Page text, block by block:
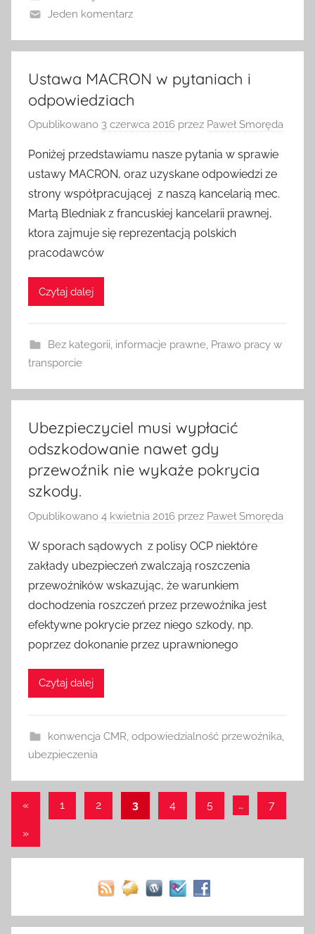
Jeden komentarz
Ustawa MACRON w pytaniach i
odpowiedziach
Opublikowano 3 czerwca 2016 przez Paweł Smoręda
Poniżej przedstawiamu nasze pytania w sprawie
ustawy MACRON, oraz uzyskane odpowiedzi ze
strony współpracującej z naszą kancelarią mec.
Martą Bledniak z francuskiej kancelarii prawnej,
ktora zajmuje się reprezentacją polskich
pracodawców
Czytaj dalej
Bez kategorii, informacje prawne, Prawo pracy w
transporcie
Ubezpieczyciel musi wypłacić
odszkodowanie nawet gdy
przewoźnik nie wykaże pokrycia
szkody.
Opublikowano 4 kwietnia 2016 przez Paweł Smoręda
W sporach sądowych z polisy OCP niektóre
zakłady ubezpieczeń zwalczają roszczenia
przewoźników wskazując, że warunkiem
dochodzenia roszczeń przez przewoźnika jest
efektywne pokrycie przez niego szkody, np.
poprzez dokonanie przez uprawnionego
Czytaj dalej
konwencja CMR, odpowiedzialność przewoźnika,
ubezpieczenia
Nawigacja
po
wpisach
«Poprzednie
1 2 3 4 5 … 7
Następne
»